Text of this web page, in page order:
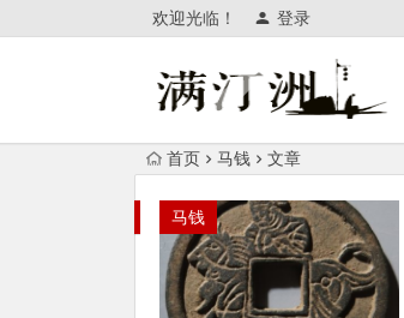
欢迎光临！ 登录
首页 马钱 文章
马钱